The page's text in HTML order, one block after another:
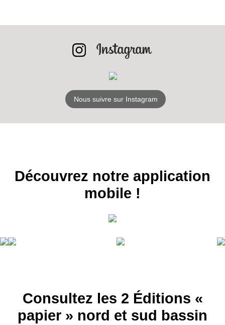
LES
BONS PLANS
Nous suivre sur Instagram
Découvrez notre application
mobile !
Consultez les 2 Éditions «
papier » nord et sud bassin